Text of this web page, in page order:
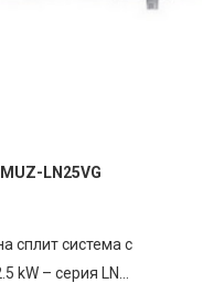
LN25VG
сплит система с
kW – серия LN…